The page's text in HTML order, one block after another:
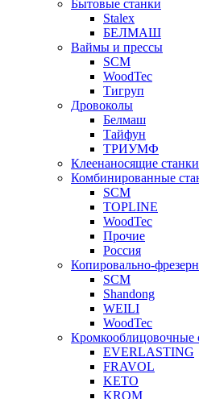
Бытовые станки
Stalex
БЕЛМАШ
Ваймы и прессы
SCM
WoodTec
Тигруп
Дровоколы
Белмаш
Тайфун
ТРИУМФ
Клеенаносящие станки
Комбинированные
SCM
TOPLINE
WoodTec
Прочие
Россия
Копировально-
SCM
Shandong
WEILI
WoodTec
Кромкооблицовочные
EVERLASTING
FRAVOL
KETO
KROM